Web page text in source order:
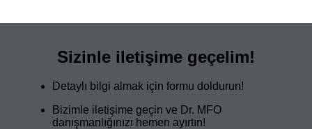
Sizinle iletişime geçelim!
Detaylı bilgi almak için formu doldurun!
Bizimle iletişime geçin ve Dr. MFO
danışmanlığınızı hemen ayırtın!